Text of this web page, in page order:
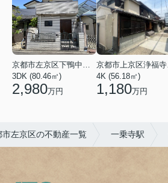
3DK (80.46㎡)
2,980万円
4K (56.18㎡)
1,180万円
市左京区の不動産一覧 一乗寺駅